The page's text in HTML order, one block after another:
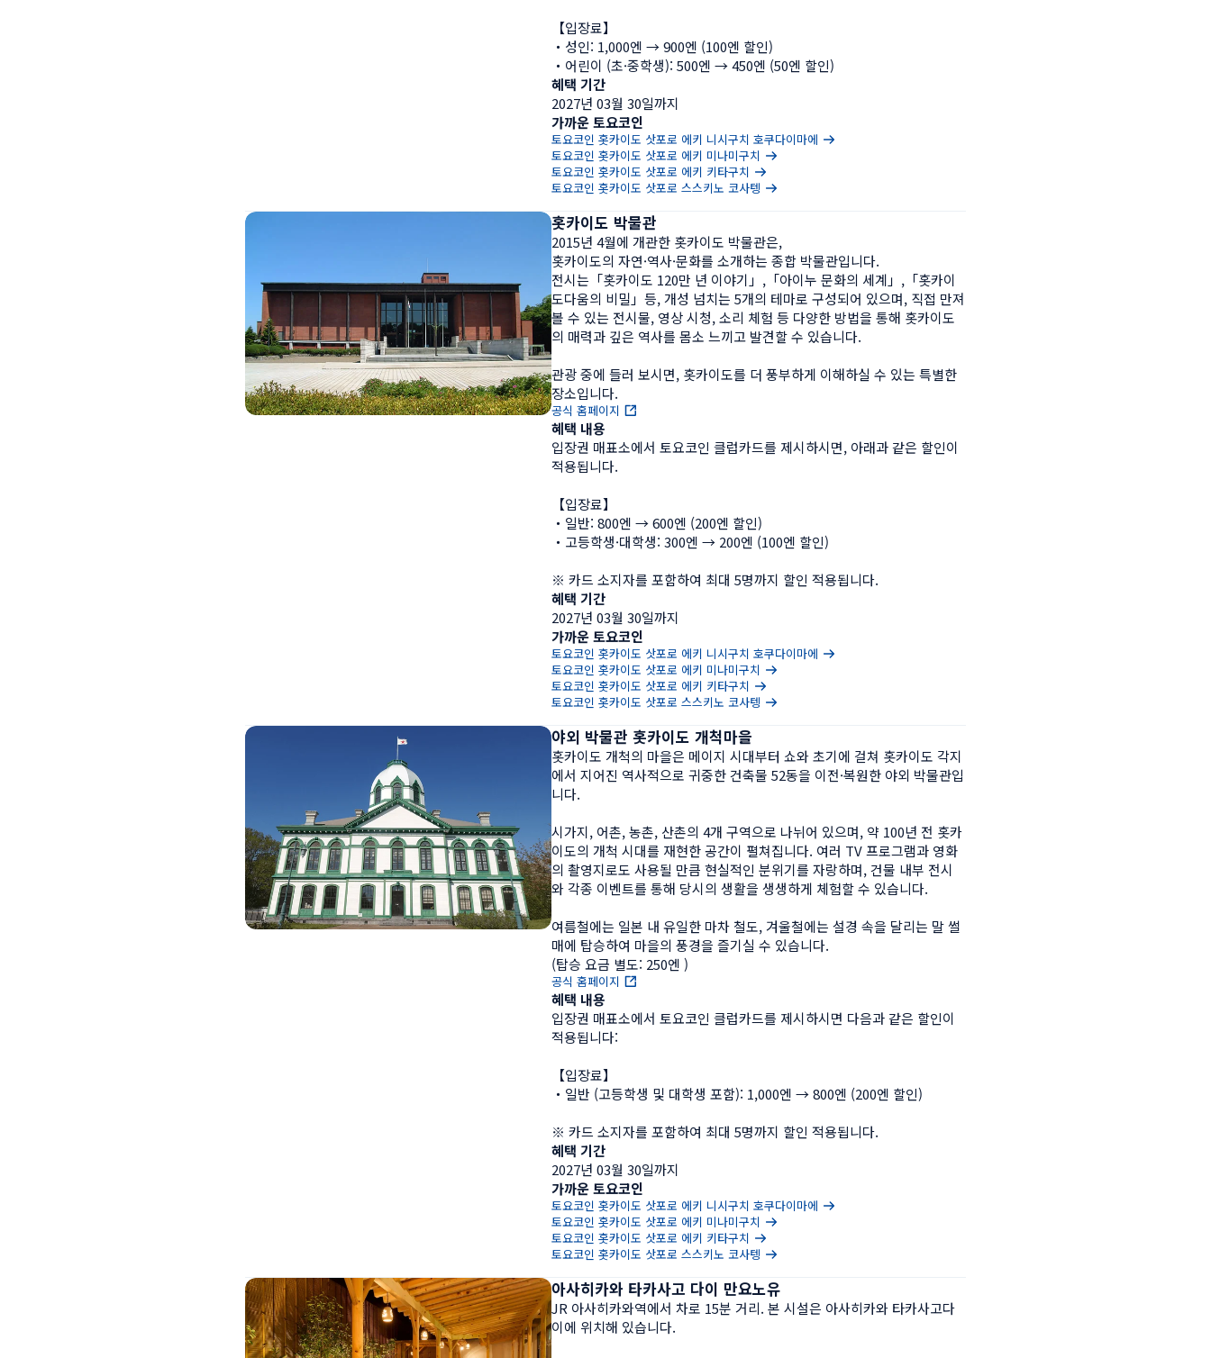
【입장료】
・성인: 1,000엔 → 900엔 (100엔 할인)
・어린이 (초·중학생): 500엔 → 450엔 (50엔 할인)
혜택 기간
2027년 03월 30일까지
가까운 토요코인
토요코인 홋카이도 삿포로 에키 니시구치 호쿠다이마에
토요코인 홋카이도 삿포로 에키 미나미구치
토요코인 홋카이도 삿포로 에키 키타구치
토요코인 홋카이도 삿포로 스스키노 코사텡
홋카이도 박물관
2015년 4월에 개관한 홋카이도 박물관은,
홋카이도의 자연·역사·문화를 소개하는 종합 박물관입니다.
전시는「홋카이도 120만 년 이야기」,「아이누 문화의 세계」,「홋카이
도다움의 비밀」등, 개성 넘치는 5개의 테마로 구성되어 있으며, 직접 만져
볼 수 있는 전시물, 영상 시청, 소리 체험 등 다양한 방법을 통해 홋카이도
의 매력과 깊은 역사를 몸소 느끼고 발견할 수 있습니다.
관광 중에 들러 보시면, 홋카이도를 더 풍부하게 이해하실 수 있는 특별한
장소입니다.
공식 홈페이지
혜택 내용
입장권 매표소에서 토요코인 클럽카드를 제시하시면, 아래과 같은 할인이
적용됩니다.
【입장료】
・일반: 800엔 → 600엔 (200엔 할인)
・고등학생·대학생: 300엔 → 200엔 (100엔 할인)
※ 카드 소지자를 포함하여 최대 5명까지 할인 적용됩니다.
혜택 기간
2027년 03월 30일까지
가까운 토요코인
토요코인 홋카이도 삿포로 에키 니시구치 호쿠다이마에
토요코인 홋카이도 삿포로 에키 미나미구치
토요코인 홋카이도 삿포로 에키 키타구치
토요코인 홋카이도 삿포로 스스키노 코사텡
야외 박물관 홋카이도 개척마을
홋카이도 개척의 마을은 메이지 시대부터 쇼와 초기에 걸쳐 홋카이도 각지
에서 지어진 역사적으로 귀중한 건축물 52동을 이전·복원한 야외 박물관입
니다.
시가지, 어촌, 농촌, 산촌의 4개 구역으로 나뉘어 있으며, 약 100년 전 홋카
이도의 개척 시대를 재현한 공간이 펼쳐집니다. 여러 TV 프로그램과 영화
의 촬영지로도 사용될 만큼 현실적인 분위기를 자랑하며, 건물 내부 전시
와 각종 이벤트를 통해 당시의 생활을 생생하게 체험할 수 있습니다.
여름철에는 일본 내 유일한 마차 철도, 겨울철에는 설경 속을 달리는 말 썰
매에 탑승하여 마을의 풍경을 즐기실 수 있습니다.
(탑승 요금 별도: 250엔 )
공식 홈페이지
혜택 내용
입장권 매표소에서 토요코인 클럽카드를 제시하시면 다음과 같은 할인이
적용됩니다:
【입장료】
・일반 (고등학생 및 대학생 포함): 1,000엔 → 800엔 (200엔 할인)
※ 카드 소지자를 포함하여 최대 5명까지 할인 적용됩니다.
혜택 기간
2027년 03월 30일까지
가까운 토요코인
토요코인 홋카이도 삿포로 에키 니시구치 호쿠다이마에
토요코인 홋카이도 삿포로 에키 미나미구치
토요코인 홋카이도 삿포로 에키 키타구치
토요코인 홋카이도 삿포로 스스키노 코사텡
아사히카와 타카사고 다이 만요노유
JR 아사히카와역에서 차로 15분 거리. 본 시설은 아사히카와 타카사고다
이에 위치해 있습니다.